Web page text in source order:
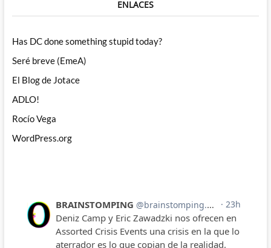
ENLACES
Has DC done something stupid today?
Seré breve (EmeA)
El Blog de Jotace
ADLO!
Rocío Vega
WordPress.org